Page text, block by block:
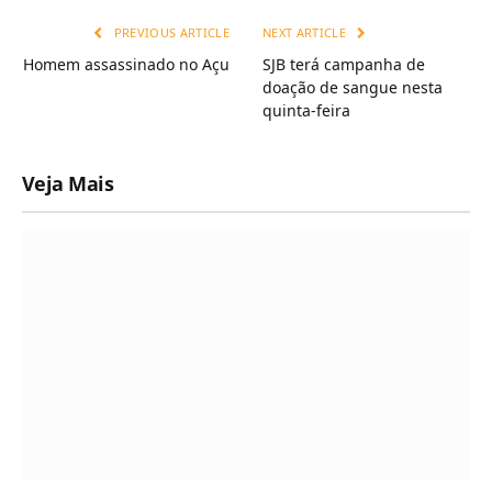
PREVIOUS ARTICLE
Homem assassinado no Açu
NEXT ARTICLE
SJB terá campanha de
doação de sangue nesta
quinta-feira
Veja Mais